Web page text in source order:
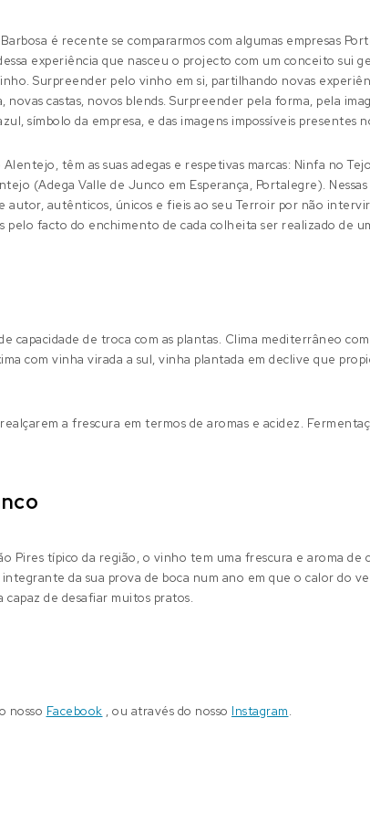
é recente se compararmos com algumas empresas
experiência que nasceu o projecto com um conceito sui
Surpreender pelo vinho em si, partilhando novas
castas, novos blends. Surpreender pela forma, pela
símbolo da empresa, e das imagens impossíveis presentes
têm as suas adegas e respetivas marcas: Ninfa no
(Adega Valle de Junco em Esperança, Portalegre).
autor, autênticos, únicos e fieis ao seu Terroir por não
pelo facto do enchimento de cada colheita ser realizado de
capacidade de troca com as plantas. Clima mediterrâneo
com vinha virada a sul, vinha plantada em declive que
a frescura em termos de aromas e acidez.
Pires típico da região, o vinho tem uma frescura e aroma de
da sua prova de boca num ano em que o calor do
de desafiar muitos pratos.
nosso Facebook , ou através do nosso Instagram.